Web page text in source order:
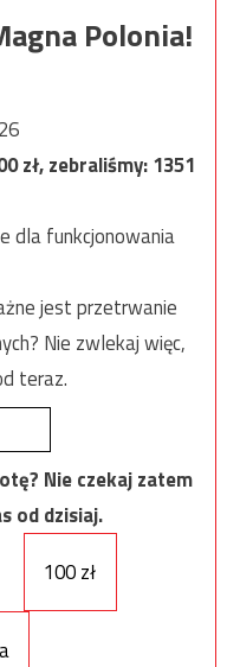
Polonia!
zł, zebraliśmy:1351
dla funkcjonowania
jest przetrwanie
Nie zwlekaj więc,
teraz.
Nie czekaj zatem
od dzisiaj.
100 zł